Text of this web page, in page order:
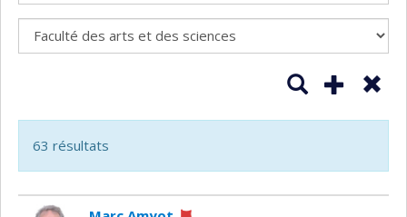
Lancer laAjouter
63 résultats